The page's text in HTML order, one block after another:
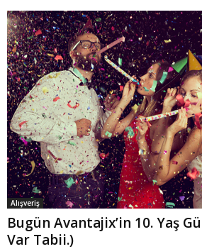
Alışveriş
Bugün Avantajix’in 10. Yaş
Var Tabii.)